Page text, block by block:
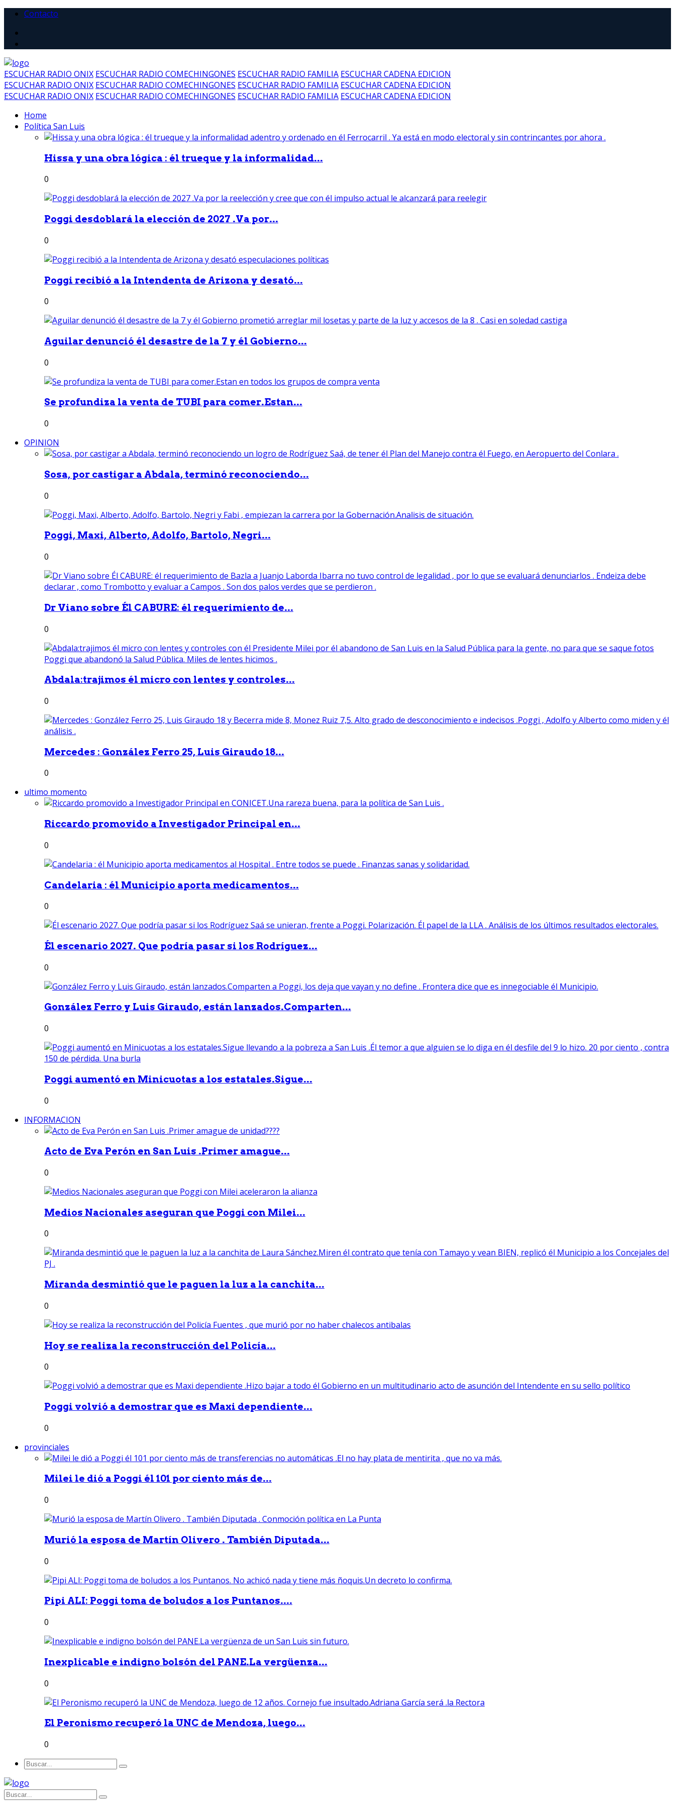
Contacto
ESCUCHAR RADIO ONIX ESCUCHAR RADIO COMECHINGONES ESCUCHAR RADIO FAMILIA ESCUCHAR CADENA EDICION
ESCUCHAR RADIO ONIX ESCUCHAR RADIO COMECHINGONES ESCUCHAR RADIO FAMILIA ESCUCHAR CADENA EDICION
ESCUCHAR RADIO ONIX ESCUCHAR RADIO COMECHINGONES ESCUCHAR RADIO FAMILIA ESCUCHAR CADENA EDICION
Home
Política San Luis
Hissa y una obra lógica : él trueque y la informalidad...
0
Poggi desdoblará la elección de 2027 .Va por...
0
Poggi recibió a la Intendenta de Arizona y desató...
0
Aguilar denunció él desastre de la 7 y él Gobierno...
0
Se profundiza la venta de TUBI para comer.Estan...
0
OPINION
Sosa, por castigar a Abdala, terminó reconociendo...
0
Poggi, Maxi, Alberto, Adolfo, Bartolo, Negri...
0
Dr Viano sobre Él CABURE: él requerimiento de...
0
Abdala:trajimos él micro con lentes y controles...
0
Mercedes : González Ferro 25, Luis Giraudo 18...
0
ultimo momento
Riccardo promovido a Investigador Principal en...
0
Candelaria : él Municipio aporta medicamentos...
0
Él escenario 2027. Que podría pasar si los Rodríguez...
0
González Ferro y Luis Giraudo, están lanzados.Comparten...
0
Poggi aumentó en Minicuotas a los estatales.Sigue...
0
INFORMACION
Acto de Eva Perón en San Luis .Primer amague...
0
Medios Nacionales aseguran que Poggi con Milei...
0
Miranda desmintió que le paguen la luz a la canchita...
0
Hoy se realiza la reconstrucción del Policía...
0
Poggi volvió a demostrar que es Maxi dependiente...
0
provinciales
Milei le dió a Poggi él 101 por ciento más de...
0
Murió la esposa de Martín Olivero . También Diputada...
0
Pipi ALI: Poggi toma de boludos a los Puntanos....
0
Inexplicable e indigno bolsón del PANE.La vergüenza...
0
El Peronismo recuperó la UNC de Mendoza, luego...
0